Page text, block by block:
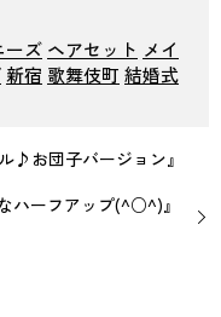
ーズ ヘアセット メイ
新宿 歌舞伎町 結婚式
お団子バージョン』
ハーフアップ(^○^)』